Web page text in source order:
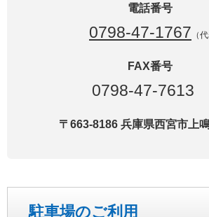
電話番号
0798-47-1767 （
FAX番号
0798-47-7613
〒663-8186 兵庫県西宮市上
駐車場のご利用